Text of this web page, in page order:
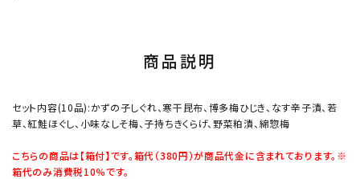
商品説明
セット内容(10品):かずの子しぐれ、寒干昆布、博多梅ひじき、なす辛子漬、若
草、紅鮭ほぐし、小味なしそ梅、子持ちきくらげ、野菜粕漬、綿惣梅
こちらの商品は【箱付】です。箱代（380円）が商品代金に含まれております。※
箱代のみ消費税10％です。